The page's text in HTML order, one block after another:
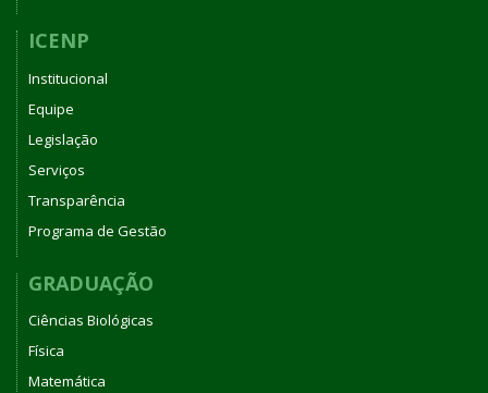
ICENP
Institucional
Equipe
Legislação
Serviços
Transparência
Programa de Gestão
GRADUAÇÃO
Ciências Biológicas
Física
Matemática